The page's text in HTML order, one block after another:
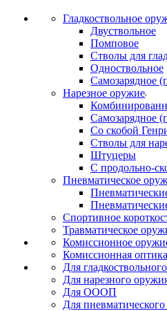
Гладкоствольное
Двуствольное
Помповое
Стволы для
Одноствольное
Самозарядное
Нарезное оружие
Самозарядное
Со скобой
Стволы для
Штуцеры
С продольно-
Пневматическое
Спортивное
Травматическое
Комиссионное
Комиссионная оптика
Для
Для нарезного
Для ОООП
Для